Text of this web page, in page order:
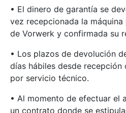
• El dinero de garantía se
vez recepcionada la
de Vorwerk y confirmada su
• Los plazos de devolución
días hábiles desde
por servicio técnico.
• Al momento de efectuar el
un contrato donde se